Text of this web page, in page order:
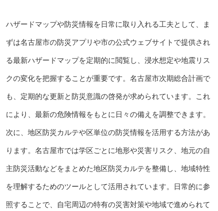
ハザードマップや防災情報を日常に取り入れる工夫として、ま
ずは名古屋市の防災アプリや市の公式ウェブサイトで提供され
る最新ハザードマップを定期的に閲覧し、浸水想定や地震リス
クの変化を把握することが重要です。名古屋市次期総合計画で
も、定期的な更新と防災意識の啓発が求められています。これ
により、最新の危険情報をもとに日々の備えを調整できます。
次に、地区防災カルテや区単位の防災情報を活用する方法があ
ります。名古屋市では学区ごとに地形や災害リスク、地元の自
主防災活動などをまとめた地区防災カルテを整備し、地域特性
を理解するためのツールとして活用されています。日常的に参
照することで、自宅周辺の特有の災害対策や地域で進められて